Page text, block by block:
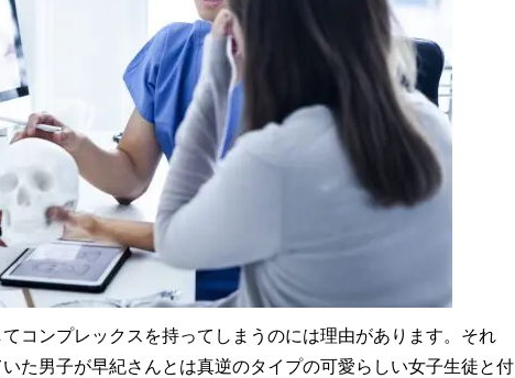
コンプレックスを持ってしまうのには理由があります。それ
た男子が早紀さんとは真逆のタイプの可愛らしい女子生徒と付